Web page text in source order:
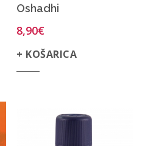
Oshadhi
8,90€
+ KOŠARICA